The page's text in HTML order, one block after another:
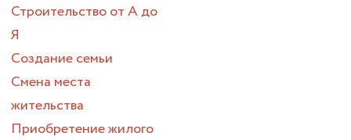
Строительство от А до
Я
Создание семьи
Смена места
жительства
Приобретение жилого